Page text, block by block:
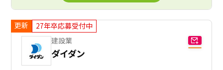
更新
27年卒応募受付中
建設業
ダイダン